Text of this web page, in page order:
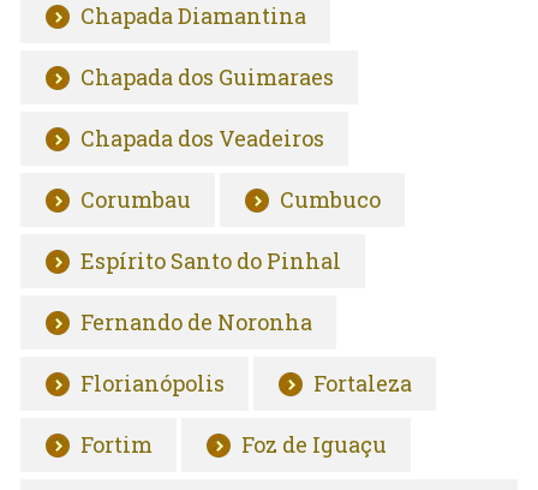
Chapada Diamantina
Chapada dos Guimaraes
Chapada dos Veadeiros
Corumbau Cumbuco
Espírito Santo do Pinhal
Fernando de Noronha
Florianópolis Fortaleza
Fortim Foz de Iguaçu